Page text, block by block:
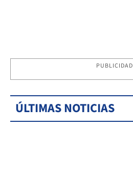
PUBLICIDAD
ÚLTIMAS NOTICIAS